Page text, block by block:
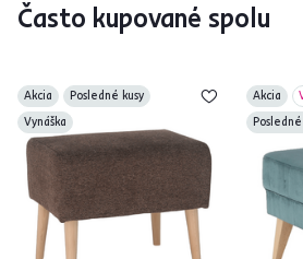
Často kupované spolu
Akcia
Posledné kusy
Vynáška
Akcia